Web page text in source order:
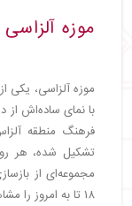
موزه آلزاسی
موزه آلزاسی، یکی
فرهنگ منطقه
تشکیل شده، هر
مجموعه‌ای از
۱۸ تا به امروز را مشاهده کنید.